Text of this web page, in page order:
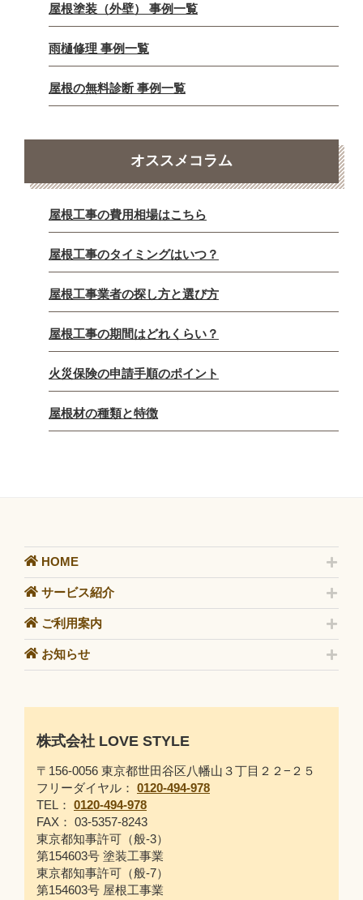
屋根塗装（外壁） 事例一覧
雨樋修理 事例一覧
屋根の無料診断 事例一覧
オススメコラム
屋根工事の費用相場はこちら
屋根工事のタイミングはいつ？
屋根工事業者の探し方と選び方
屋根工事の期間はどれくらい？
火災保険の申請手順のポイント
屋根材の種類と特徴
HOME
サービス紹介
ご利用案内
お知らせ
株式会社 LOVE STYLE
〒156-0056 東京都世田谷区八幡山３丁目２２−２５
フリーダイヤル： 0120-494-978
TEL： 0120-494-978
FAX： 03-5357-8243
東京都知事許可（般-3）
第154603号 塗装工事業
東京都知事許可（般-7）
第154603号 屋根工事業